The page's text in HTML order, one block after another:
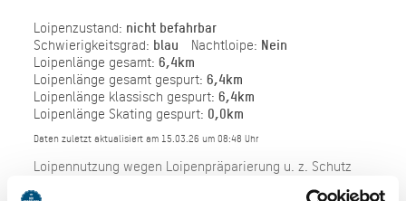
Loipenzustand: nicht befahrbar
Schwierigkeitsgrad: blau Nachtloipe: Nein
Loipenlänge gesamt: 6,4km
Loipenlänge gesamt gespurt: 6,4km
Loipenlänge klassisch gespurt: 6,4km
Loipenlänge Skating gespurt: 0,0km
Daten zuletzt aktualisiert am 15.03.26 um 08:48 Uhr
Loipennutzung wegen Loipenpräparierung u. z. Schutz
der Wildtiere ausschließlich zwischen 7:00 u.19.00 Uhr